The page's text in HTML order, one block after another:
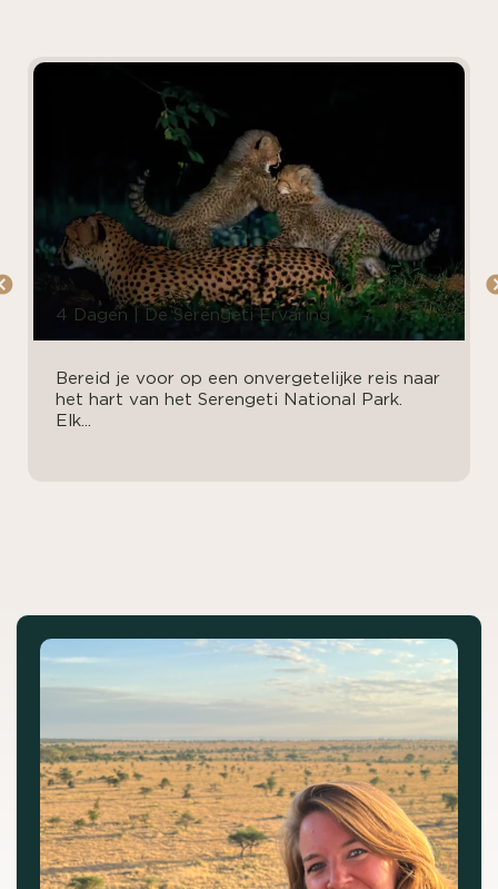
4 Dagen | De Serengeti Ervaring
Bereid je voor op een onvergetelijke reis naar
het hart van het Serengeti National Park.
Elk...